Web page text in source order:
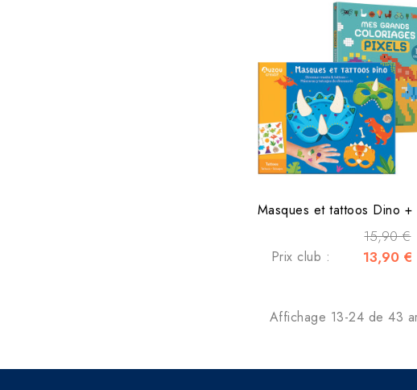
15,90 €
Prix club : 13,90 €
Affichage 13-24 de 43